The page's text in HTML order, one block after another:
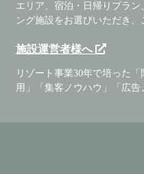
エリア、宿泊・日帰りプラ
ング施設をお選びいただき、
施設運営者様へ
リゾート事業30年で培った
用」「集客ノウハウ」「広告